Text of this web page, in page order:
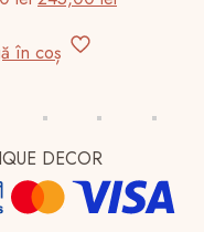
a
în coș
DECOR